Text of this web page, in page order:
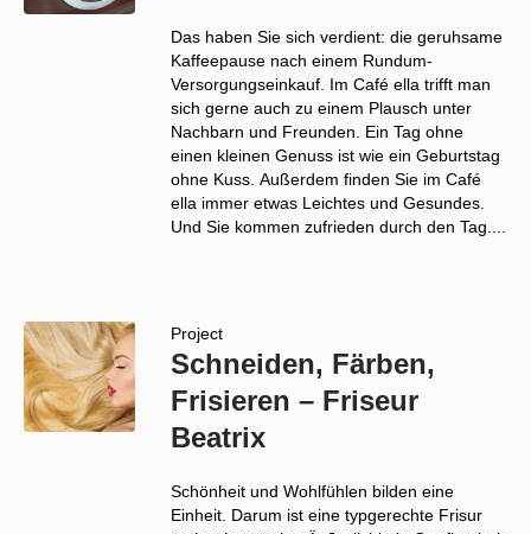
Das haben Sie sich verdient: die geruhsame
Kaffeepause nach einem Rundum-
Versorgungseinkauf. Im Café ella trifft man
sich gerne auch zu einem Plausch unter
Nachbarn und Freunden. Ein Tag ohne
einen kleinen Genuss ist wie ein Geburtstag
ohne Kuss. Außerdem finden Sie im Café
ella immer etwas Leichtes und Gesundes.
Und Sie kommen zufrieden durch den Tag....
Project
Schneiden, Färben,
Frisieren – Friseur
Beatrix
Schönheit und Wohlfühlen bilden eine
Einheit. Darum ist eine typgerechte Frisur